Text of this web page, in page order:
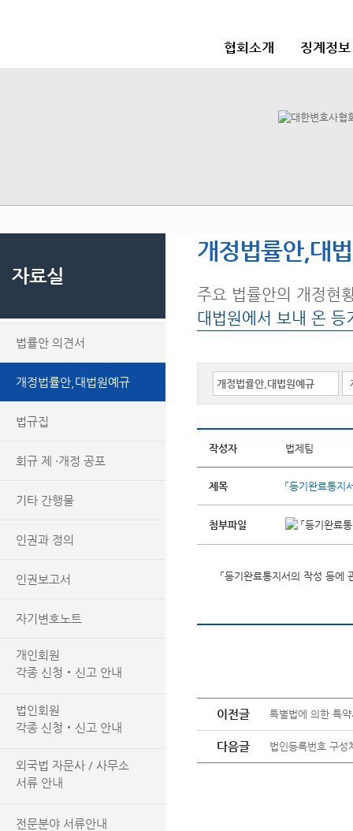
협회소개 징계정
자료실
법률안 의견서
개정법률안,대법원예규
법규집
회규 제 ·개정 공포
기타 간행물
인권과 정의
인권보고서
자기변호노트
개인회원
각종 신청‧신고 안내
법인회원
각종 신청‧신고 안내
외국법 자문사 / 사무소
서류 안내
전문분야 서류안내
개정법률안,대
주요 법률안의 개정현
대법원에서 보내 온 등
작성자 법제팀
제목 「등기완료통지
첨부파일 「등기완료
「등기완료통지서의 작성 등에
이전글 특별법에 의한 특
다음글 법인등록번호 구성